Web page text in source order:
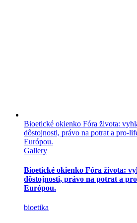
Bioetické okienko Fóra života:
dôstojnosti, právo na potrat a pro-
Európou.
Gallery
Bioetické okienko Fóra života:
dôstojnosti, právo na potrat a
Európou.
bioetika